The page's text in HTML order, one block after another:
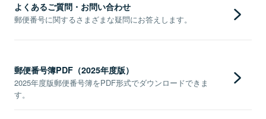
よくあるご質問・お問い合わせ
郵便番号に関するさまざまな疑問にお答えします。
郵便番号簿PDF（2025年度版）
2025年度版郵便番号簿をPDF形式でダウンロードできま
す。